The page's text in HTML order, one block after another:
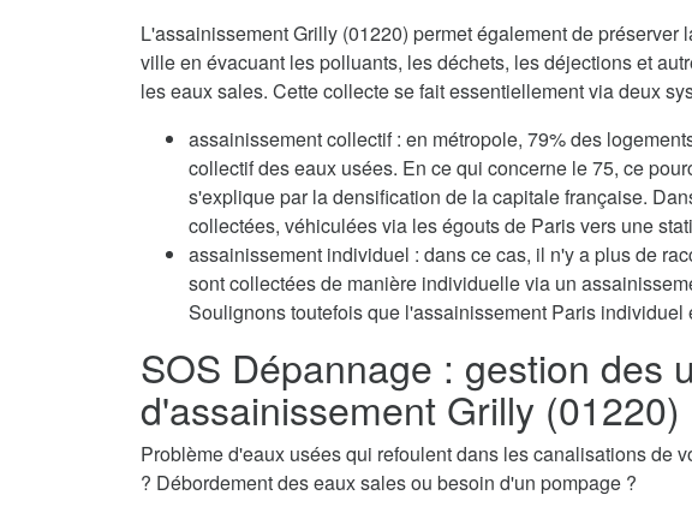
L'assainissement Grilly (01220) permet également de préserver
ville en évacuant les polluants, les déchets, les déjections et
les eaux sales. Cette collecte se fait essentiellement via deux
assainissement collectif : en métropole, 79% des
collectif des eaux usées. En ce qui concerne le 75, ce
s'explique par la densification de la capitale française.
collectées, véhiculées via les égouts de Paris vers une
assainissement individuel : dans ce cas, il n'y a plus de
sont collectées de manière individuelle via un
Soulignons toutefois que l'assainissement Paris individuel
SOS Dépannage : gestion des
d'assainissement Grilly (01220)
Problème d'eaux usées qui refoulent dans les canalisations de
? Débordement des eaux sales ou besoin d'un pompage ?